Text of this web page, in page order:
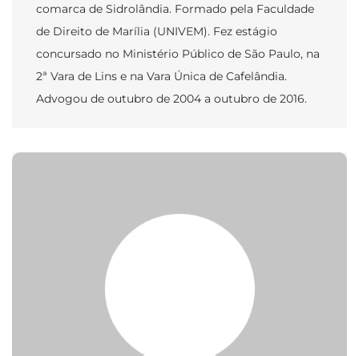
comarca de Sidrolândia. Formado pela Faculdade
de Direito de Marília (UNIVEM). Fez estágio
concursado no Ministério Público de São Paulo, na
2ª Vara de Lins e na Vara Única de Cafelândia.
Advogou de outubro de 2004 a outubro de 2016.